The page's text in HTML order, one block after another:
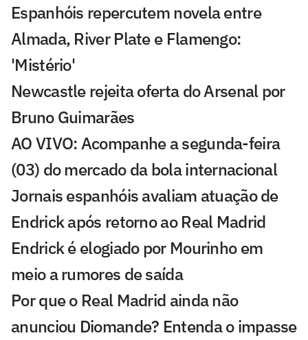
Espanhóis repercutem novela entre
Almada, River Plate e Flamengo:
'Mistério'
Newcastle rejeita oferta do Arsenal por
Bruno Guimarães
AO VIVO: Acompanhe a segunda-feira
(03) do mercado da bola internacional
Jornais espanhóis avaliam atuação de
Endrick após retorno ao Real Madrid
Endrick é elogiado por Mourinho em
meio a rumores de saída
Por que o Real Madrid ainda não
anunciou Diomande? Entenda o impasse